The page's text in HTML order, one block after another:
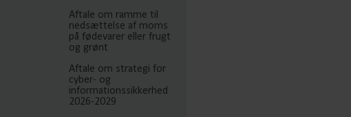
Aftale om ramme til
nedsættelse af moms
på fødevarer eller frugt
og grønt
Aftale om strategi for
cyber- og
informationssikkerhed
2026-2029